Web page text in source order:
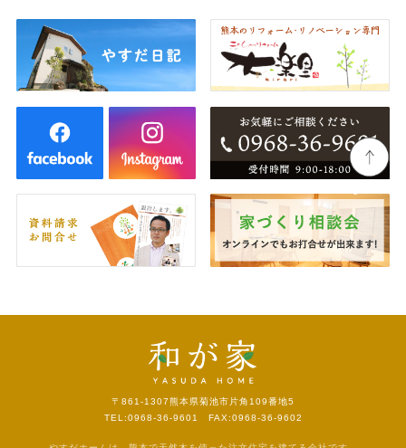
〒861-1307熊本県菊池市片角109番地5
TEL:0968-36-9601 FAX:0968-36-9602